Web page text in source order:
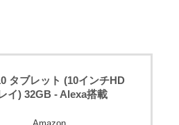
タブレット (10インチHD
イ) 32GB - Alexa搭載
Amazon